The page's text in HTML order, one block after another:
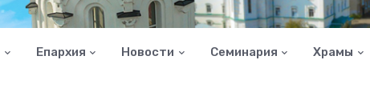
Епархия Новости Семинария Храмы